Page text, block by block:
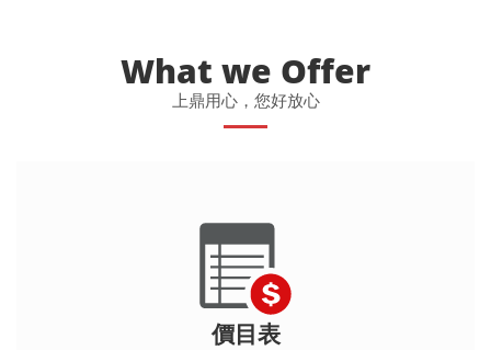
What we Offer
上鼎用心，您好放心
價目表